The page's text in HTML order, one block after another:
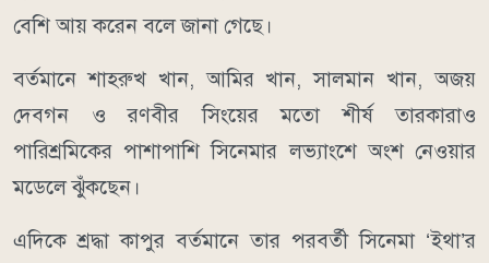
বেশি আয় করেন বলে জানা গেছে।
বর্তমানে শাহরুখ খান, আমির খান, সালমান খান, অজয়
দেবগন ও রণবীর সিংয়ের মতো শীর্ষ তারকারাও
পারিশ্রমিকের পাশাপাশি সিনেমার লভ্যাংশে অংশ নেওয়ার
মডেলে ঝুঁকছেন।
এদিকে শ্রদ্ধা কাপুর বর্তমানে তার পরবর্তী সিনেমা ‘ইথা’র